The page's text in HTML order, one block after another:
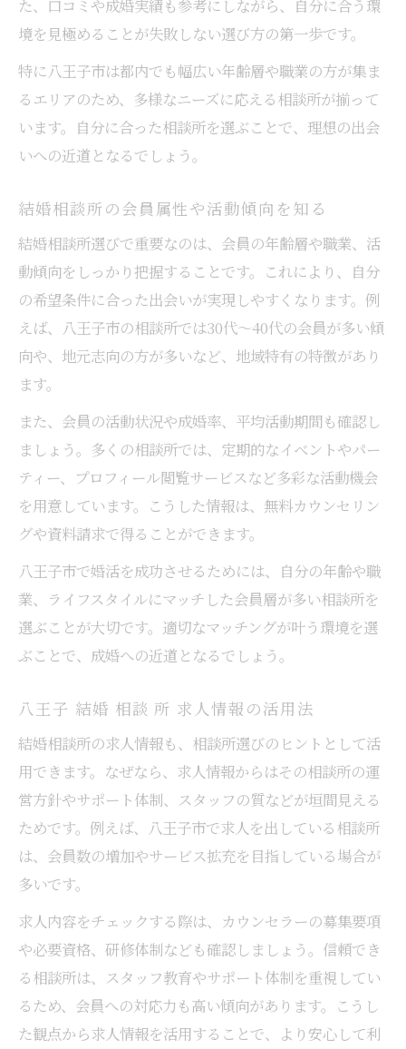
た、口コミや成婚実績も参考にしながら、自分に合う環
境を見極めることが失敗しない選び方の第一歩です。
特に八王子市は都内でも幅広い年齢層や職業の方が集ま
るエリアのため、多様なニーズに応える相談所が揃って
います。自分に合った相談所を選ぶことで、理想の出会
いへの近道となるでしょう。
結婚相談所の会員属性や活動傾向を知る
結婚相談所選びで重要なのは、会員の年齢層や職業、活
動傾向をしっかり把握することです。これにより、自分
の希望条件に合った出会いが実現しやすくなります。例
えば、八王子市の相談所では30代〜40代の会員が多い傾
向や、地元志向の方が多いなど、地域特有の特徴があり
ます。
また、会員の活動状況や成婚率、平均活動期間も確認し
ましょう。多くの相談所では、定期的なイベントやパー
ティー、プロフィール閲覧サービスなど多彩な活動機会
を用意しています。こうした情報は、無料カウンセリン
グや資料請求で得ることができます。
八王子市で婚活を成功させるためには、自分の年齢や職
業、ライフスタイルにマッチした会員層が多い相談所を
選ぶことが大切です。適切なマッチングが叶う環境を選
ぶことで、成婚への近道となるでしょう。
八王子 結婚 相談 所 求人情報の活用法
結婚相談所の求人情報も、相談所選びのヒントとして活
用できます。なぜなら、求人情報からはその相談所の運
営方針やサポート体制、スタッフの質などが垣間見える
ためです。例えば、八王子市で求人を出している相談所
は、会員数の増加やサービス拡充を目指している場合が
多いです。
求人内容をチェックする際は、カウンセラーの募集要項
や必要資格、研修体制なども確認しましょう。信頼でき
る相談所は、スタッフ教育やサポート体制を重視してい
るため、会員への対応力も高い傾向があります。こうし
た観点から求人情報を活用することで、より安心して利